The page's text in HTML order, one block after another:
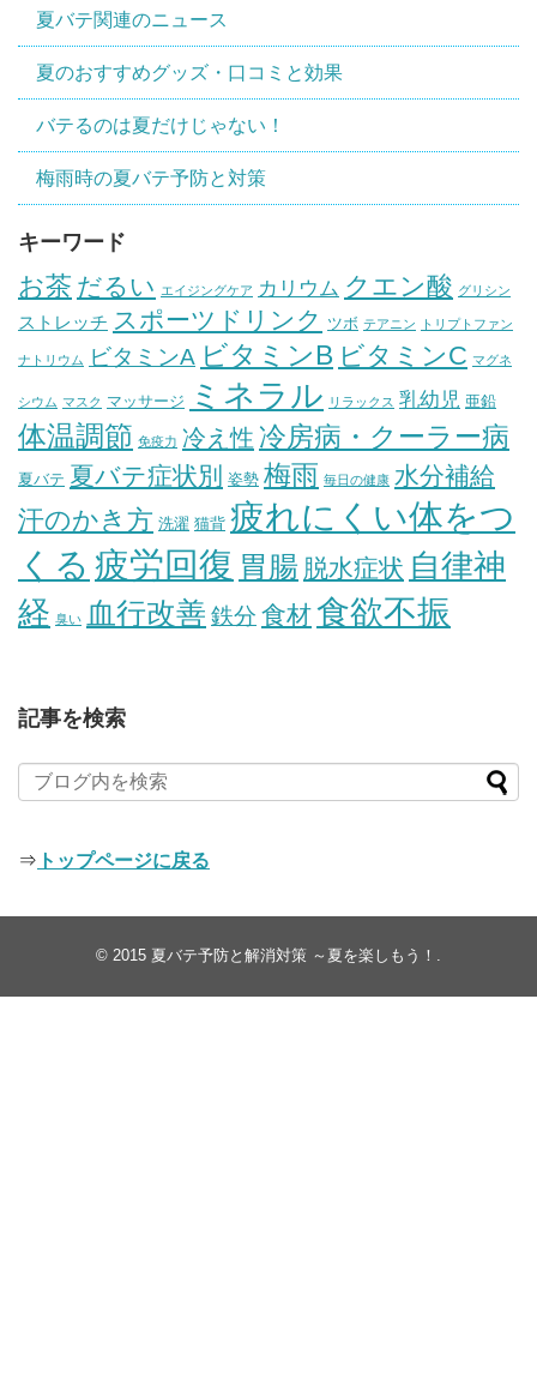
夏バテ関連のニュース
夏のおすすめグッズ・口コミと効果
バテるのは夏だけじゃない！
梅雨時の夏バテ予防と対策
キーワード
お茶 だるい エイジングケア カリウム クエン酸 グリシン
ストレッチ スポーツドリンク ツボ テアニン トリプトファン
ナトリウム ビタミンA ビタミンB ビタミンC マグネ
シウム マスク マッサージ ミネラル リラックス 乳幼児 亜鉛
体温調節 免疫力 冷え性 冷房病・クーラー病
夏バテ 夏バテ症状別 姿勢 梅雨 毎日の健康 水分補給
汗のかき方 洗濯 猫背 疲れにくい体をつ
くる 疲労回復 胃腸 脱水症状 自律神
経 臭い 血行改善 鉄分 食材食欲不振
記事を検索
⇒ トップページに戻る
© 2015 夏バテ予防と解消対策 ～夏を楽しもう！